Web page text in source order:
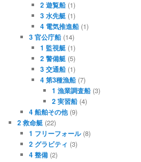
2 遊覧船 (1)
3 水先艇 (1)
4 電気推進船 (1)
3 官公庁船(14)
1 監視艇 (1)
2 警備艇 (5)
3 交通船 (1)
4 第3種漁船 (7)
1 漁業調査船(3)
2 実習船(4)
4 船舶その他(9)
2 救命艇 (22)
1 フリーフォール(8)
2 グラビティ (3)
4 整備(2)